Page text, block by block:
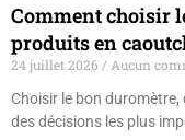
Comment choisir
produits en
24 juillet 2026
Aucun
Choisir le bon duromètre,
des décisions les plus